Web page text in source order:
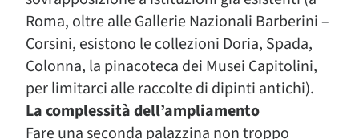
Roma, oltre alle Gallerie Nazionali Barberini –
Corsini, esistono le collezioni Doria, Spada,
Colonna, la pinacoteca dei Musei Capitolini,
per limitarci alle raccolte di dipinti antichi).
La complessità dell’ampliamento
Fare una seconda palazzina non troppo